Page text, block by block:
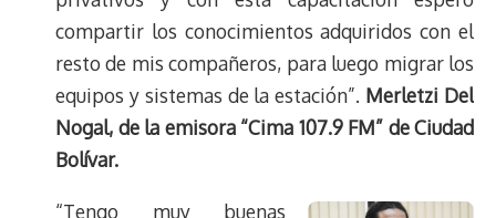
compartir los conocimientos adquiridos con el
resto de mis compañeros, para luego migrar los
equipos y sistemas de la estación”. Merletzi Del
Nogal, de la emisora “Cima 107.9 FM” de Ciudad
Bolívar.
“Tengo muy buenas